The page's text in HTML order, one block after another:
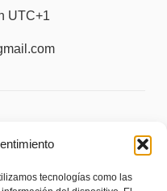
tecnologías como las
UTC+1